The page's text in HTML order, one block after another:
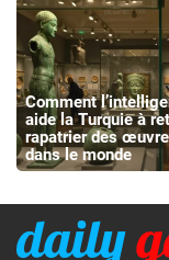
Comment
aide la Turquie à
rapatrier des
dans le monde